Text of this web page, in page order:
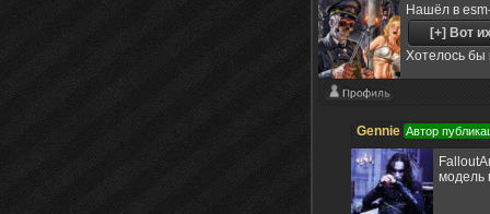
Нашёл в
Хотелось бы
Gennie Автор
модель